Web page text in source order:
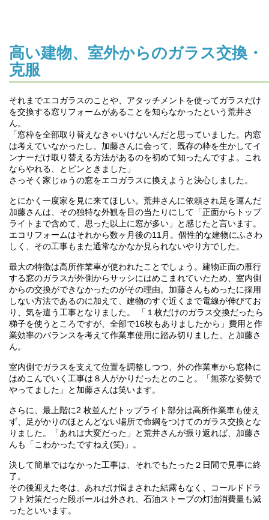
高い建物、室外からのガラス交換・
克服
それまでエコガラスのことや、アタッチメントを使ってガラスだけ
を交換する窓リフォームがあることを知らなかったという荒井さ
ん。
「窓枠を全部取り替えなきゃいけないんだと思っていました。内窓
は考えていなかったし。加藤さんに会って、既存の枠を生かしてイ
ンナーだけ取り替える方法があるのを初めて知ったんですよ。これ
ならやれる、とピンときました」
さっそく家じゅうの窓をエコガラスに換えようと決心しました。
とにかく一度家を見に来てほしい。荒井さんに依頼され足を運んだ
加藤さんは、その独特な外観を目の当たりにして「正面からトップ
ライトまで含めて、思った以上に窓が多い」と感じたと言います。
エコリフォームはそれから数ヶ月後の11月。個性的な建物にふさわ
しく、その工事もまた通常なかなか見られないやり方でした。
最大の特徴は高所作業車が使われたことでしょう。建物正面の雁行
する窓のガラスが外側からサッシにはめこまれていたため、室内側
からの交換ができなかったのがその理由。加藤さんもめったに採用
しない方法であるのに加えて、建物のすぐ近くまで電線が伸びてお
り、気を遣う工事となりました。 「１枚だけのガラス交換だったら
梯子を使うところですが、全部で16枚もありましたから」費用と作
業効率のバランスを考えて作業車使用に踏み切りました、と加藤さ
ん。
室内側でガラスを支えて位置を調整しつつ、外の作業車から窓枠に
はめこんでいく工事は８人がかりだったとのこと。「無茶な姿勢で
やってました」と加藤さんは笑います。
さらに、最上階に2 枚並んだトップライト部分は高所作業車も使え
ず、足がかりのほとんどない場所で命綱をつけてのガラス交換とな
りました。「あれは大変だった」と荒井さんが振り返れば、加藤さ
んも「こわかったですねえ(笑)」。
決して簡単ではなかった工事は、それでもたった２日間で見事に終
了。
その後迎えた冬は、あれだけ悩まされた結露もなく、コールドドラ
フト対策だった段ボールは外され、石油ストーブの灯油消費量も減
ったといいます。